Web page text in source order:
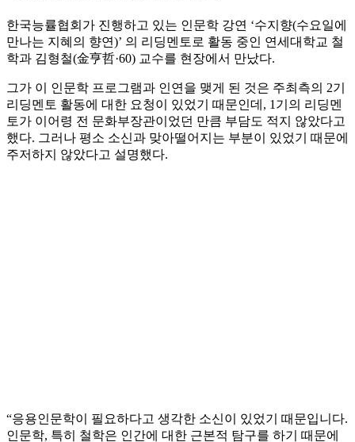
한국능률협회가 진행하고 있는 인문학 강연 ‘수지향(수요일에
만나는 지혜의 향연)’ 의 리딩멘토로 활동 중인 연세대학교 철
학과 김형철(金亨哲·60) 교수를 현장에서 만났다.
그가 이 인문학 프로그램과 인연을 맺게 된 것은 주최측의 2기
리딩멘토 활동에 대한 요청이 있었기 때문인데, 1기의 리딩멘
토가 이어령 전 문화부장관이었던 만큼 부담도 적지 않았다고
했다. 그러나 평소 소신과 맞아떨어지는 부분이 있었기 때문에
주저하지 않았다고 설명했다.
“응용인문학이 필요하다고 생각한 소신이 있었기 때문입니다.
인문학, 특히 철학은 인간에 대한 근본적 탐구를 하기 때문에